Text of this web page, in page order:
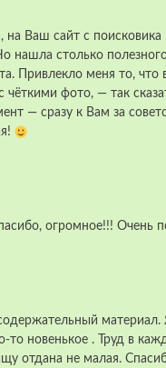
на Ваш сайт с поисковика
нашла столько
Привлекло меня то,
чёткими фото, — так
— сразу к Вам за
огромное!!! Очень
материал.
то новенькое . Труд в
отдана не малая.